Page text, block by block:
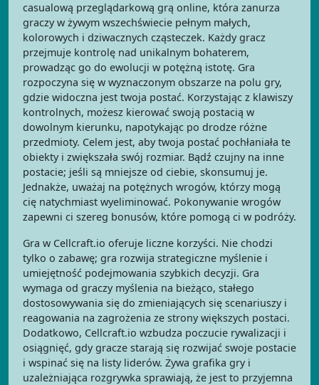
casualową przeglądarkową grą online, która zanurza
graczy w żywym wszechświecie pełnym małych,
kolorowych i dziwacznych cząsteczek. Każdy gracz
przejmuje kontrolę nad unikalnym bohaterem,
prowadząc go do ewolucji w potężną istotę. Gra
rozpoczyna się w wyznaczonym obszarze na polu gry,
gdzie widoczna jest twoja postać. Korzystając z klawiszy
kontrolnych, możesz kierować swoją postacią w
dowolnym kierunku, napotykając po drodze różne
przedmioty. Celem jest, aby twoja postać pochłaniała te
obiekty i zwiększała swój rozmiar. Bądź czujny na inne
postacie; jeśli są mniejsze od ciebie, skonsumuj je.
Jednakże, uważaj na potężnych wrogów, którzy mogą
cię natychmiast wyeliminować. Pokonywanie wrogów
zapewni ci szereg bonusów, które pomogą ci w podróży.
Gra w Cellcraft.io oferuje liczne korzyści. Nie chodzi
tylko o zabawę; gra rozwija strategiczne myślenie i
umiejętność podejmowania szybkich decyzji. Gra
wymaga od graczy myślenia na bieżąco, stałego
dostosowywania się do zmieniających się scenariuszy i
reagowania na zagrożenia ze strony większych postaci.
Dodatkowo, Cellcraft.io wzbudza poczucie rywalizacji i
osiągnięć, gdy gracze starają się rozwijać swoje postacie
i wspinać się na listy liderów. Żywa grafika gry i
uzależniająca rozgrywka sprawiają, że jest to przyjemna